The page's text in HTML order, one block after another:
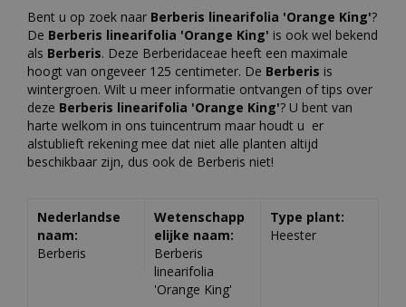
Bent u op zoek naar Berberis linearifolia 'Orange King'?
De Berberis linearifolia 'Orange King' is ook wel bekend
als Berberis. Deze Berberidaceae heeft een maximale
hoogt van ongeveer 125 centimeter. De Berberis is
wintergroen. Wilt u meer informatie ontvangen of tips over
deze Berberis linearifolia 'Orange King'? U bent van
harte welkom in ons tuincentrum maar houdt u er
alstublieft rekening mee dat niet alle planten altijd
beschikbaar zijn, dus ook de Berberis niet!
Nederlandse
naam:
Berberis
Wetenschapp
elijke naam:
Berberis
linearifolia
'Orange King'
Type plant:
Heester